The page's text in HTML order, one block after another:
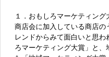
１．おもしろマーケティング
商店会に加入している商店
レンドからみて面白いと思
ろマーケティング大賞」と